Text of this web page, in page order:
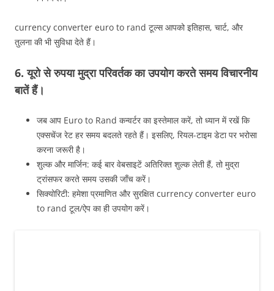
currency converter euro to rand टूल्स आपको इतिहास, चार्ट, और
तुलना की भी सुविधा देते हैं।
6. यूरो से रुपया मुद्रा परिवर्तक का उपयोग करते समय विचारनीय
बातें हैं।
जब आप Euro to Rand कन्वर्टर का इस्तेमाल करें, तो ध्यान में रखें कि
एक्सचेंज रेट हर समय बदलते रहते हैं। इसलिए, रियल-टाइम डेटा पर भरोसा
करना जरूरी है।
शुल्क और मार्जिन: कई बार वेबसाइटें अतिरिक्त शुल्क लेती हैं, तो मुद्रा
ट्रांसफर करते समय उसकी जाँच करें।
सिक्योरिटी: हमेशा प्रमाणित और सुरक्षित currency converter euro
to rand टूल/ऐप का ही उपयोग करें।